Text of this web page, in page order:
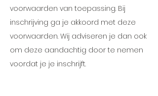
voorwaarden van toepassing. Bij
inschrijving ga je akkoord met deze
voorwaarden. Wij adviseren je dan ook
om deze aandachtig door te nemen
voordat je je inschrijft.